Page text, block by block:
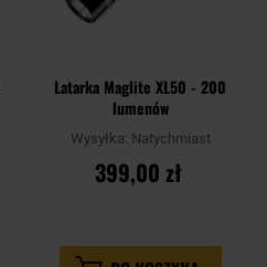
Latarka Maglite XL50 - 200
lumenów
Wysyłka: Natychmiast
399,00 zł